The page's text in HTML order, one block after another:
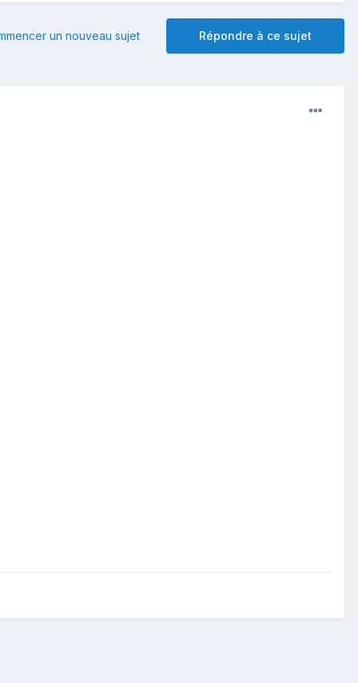
Répondre à ce sujet
un nouveau sujet